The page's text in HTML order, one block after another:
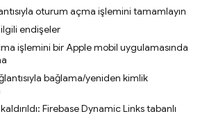
oturum açma işlemini tamamlayın
endişeler
işlemini bir Apple mobil uygulamasında
bağlama/yeniden kimlik
Firebase Dynamic Links tabanlı